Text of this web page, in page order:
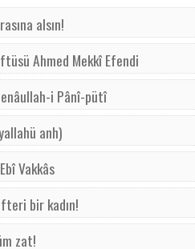
alsın!
Ahmed Mekkî Efendi
i Pânî-pütî
anh)
Vakkâs
bir kadın!
zat!